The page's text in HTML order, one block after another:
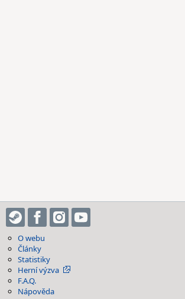
O webu
Články
Statistiky
Herní výzva
F.A.Q.
Nápověda